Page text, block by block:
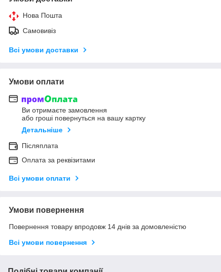
Нова Пошта
Самовивіз
Всі умови доставки
Умови оплати
Ви отримаєте замовлення
або гроші повернуться на вашу картку
Детальніше
Післяплата
Оплата за реквізитами
Всі умови оплати
Умови повернення
Повернення товару впродовж 14 днів за домовленістю
Всі умови повернення